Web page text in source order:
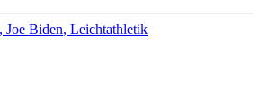
Joe Biden Leichtathletik